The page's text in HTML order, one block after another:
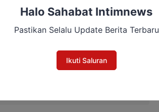
menerima raperda tersebut untuk
yang berlaku.
Salurkan Bibit dan Pakan Ikan
Halo Sahabat Intimnews
Pastikan Selalu Update Berita Terbaru
Ikuti Saluran